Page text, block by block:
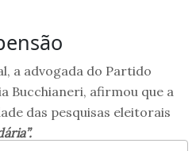
a advogada do Partido
Bucchianeri, afirmou que a
das pesquisas eleitorais